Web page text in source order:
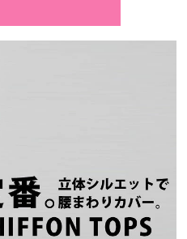
イズガイド>>